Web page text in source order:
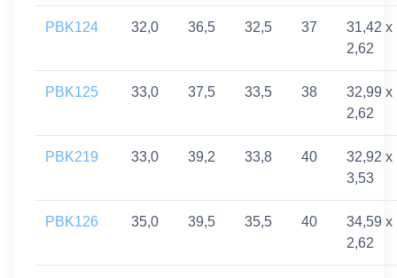
PBK124 32,0 36,5 32,5 37
31,42 x
2,62
PBK125 33,0 37,5 33,5 38
32,99 x
2,62
PBK219 33,0 39,2 33,8 40
32,92 x
3,53
PBK126 35,0 39,5 35,5 40
34,59 x
2,62